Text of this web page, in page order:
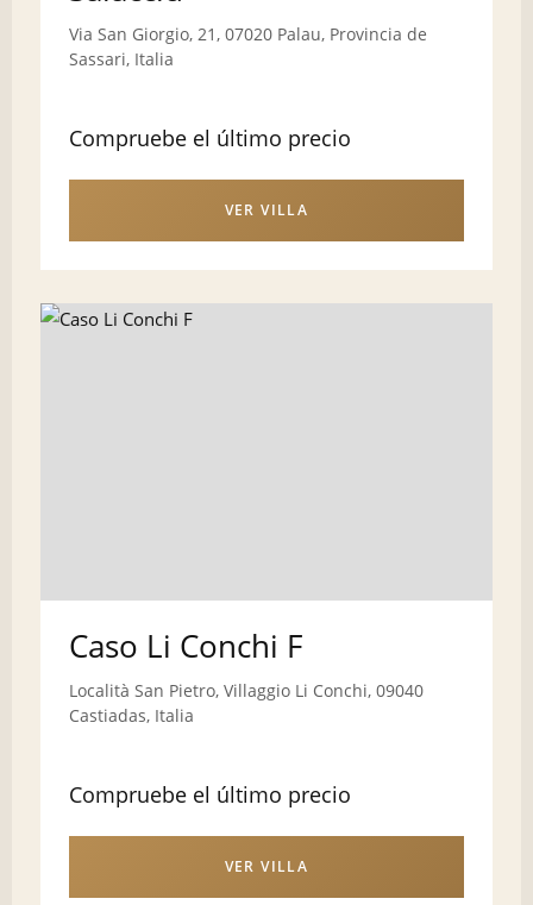
Via San Giorgio, 21, 07020 Palau, Provincia de
Sassari, Italia
Compruebe el último precio
VER VILLA
Caso Li Conchi F
Località San Pietro, Villaggio Li Conchi, 09040
Castiadas, Italia
Compruebe el último precio
VER VILLA